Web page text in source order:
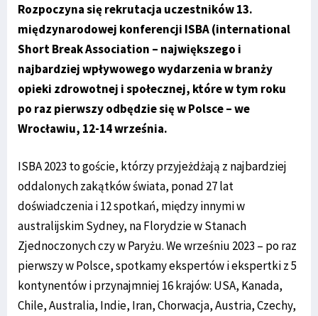
Rozpoczyna się rekrutacja uczestników 13.
międzynarodowej konferencji ISBA (international
Short Break Association – największego i
najbardziej wpływowego wydarzenia w branży
opieki zdrowotnej i społecznej, które w tym roku
po raz pierwszy odbędzie się w Polsce – we
Wrocławiu, 12-14 września.
ISBA 2023 to goście, którzy przyjeżdżają z najbardziej
oddalonych zakątków świata, ponad 27 lat
doświadczenia i 12 spotkań, między innymi w
australijskim Sydney, na Florydzie w Stanach
Zjednoczonych czy w Paryżu. We wrześniu 2023 – po raz
pierwszy w Polsce, spotkamy ekspertów i ekspertki z 5
kontynentów i przynajmniej 16 krajów: USA, Kanada,
Chile, Australia, Indie, Iran, Chorwacja, Austria, Czechy,